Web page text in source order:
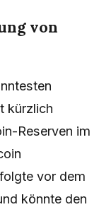
von
kürzlich
Reserven im
vor dem
könnte den